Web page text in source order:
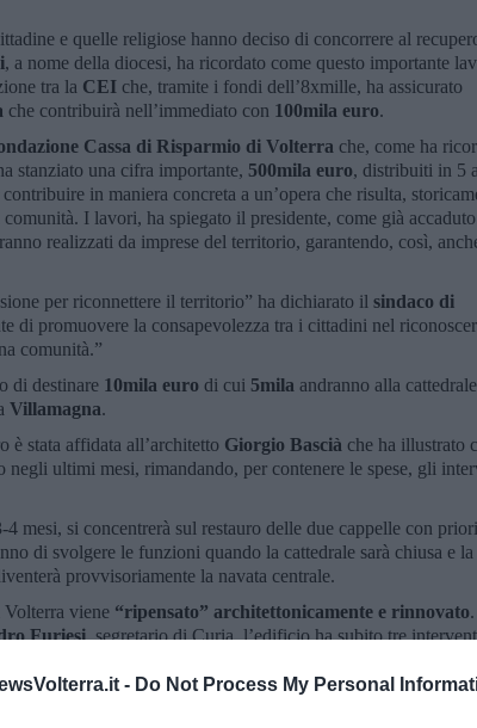
- Do Not Process My Personal
e quelle religiose hanno deciso di concorrere al
, a nome della diocesi, ha ricordato come questo importante
tra la CEI che, tramite i fondi dell’8xmille, ha assicurato
che contribuirà nell’immediato con 100mila euro.
Cassa di Risparmio di Volterra che, come ha
stanziato una cifra importante, 500mila euro, distribuiti in 5
in maniera concreta a un’opera che risulta,
I lavori, ha spiegato il presidente, come già
realizzati da imprese del territorio, garantendo, così,
per riconnettere il territorio” ha dichiarato il sindaco di
di promuovere la consapevolezza tra i cittadini nel
comunità.”
di destinare 10mila euro di cui 5mila andranno alla
Villamagna.
è stata affidata all’architetto Giorgio Bascià che ha illustrato
negli ultimi mesi, rimandando, per contenere le spese, gli
4 mesi, si concentrerà sul restauro delle due cappelle con
di svolgere le funzioni quando la cattedrale sarà chiusa e la
provvisoriamente la navata centrale.
viene “ripensato” architettonicamente e rinnovato
Furiesi, segretario di Curia, l’edificio ha subito tre
per applicare agli edifici religiosi la nuova sensibilità
quando si è proceduto agli stucchi delle colonne in falso